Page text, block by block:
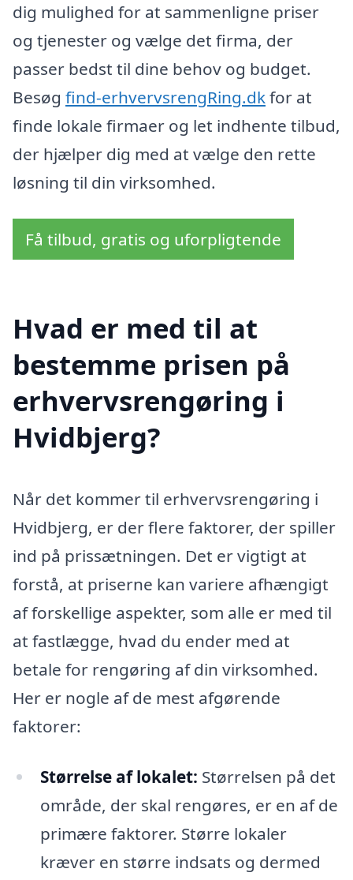
dig mulighed for at sammenligne priser
og tjenester og vælge det firma, der
passer bedst til dine behov og budget.
Besøg find-erhvervsrengRing.dkfor at
finde lokale firmaer og let indhente tilbud,
der hjælper dig med at vælge den rette
løsning til din virksomhed.
Få tilbud, gratis og uforpligtende
Hvad er med til at
bestemme prisen på
erhvervsrengøring i
Hvidbjerg?
Når det kommer til erhvervsrengøring i
Hvidbjerg, er der flere faktorer, der spiller
ind på prissætningen. Det er vigtigt at
forstå, at priserne kan variere afhængigt
af forskellige aspekter, som alle er med til
at fastlægge, hvad du ender med at
betale for rengøring af din virksomhed.
Her er nogle af de mest afgørende
faktorer:
Størrelse af lokalet: Størrelsen på det
område, der skal rengøres, er en af de
primære faktorer. Større lokaler
kræver en større indsats og dermed